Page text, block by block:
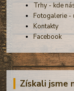
Trhy - kde
Fotogalerie -
Kontakty
Facebook
Získali jsme